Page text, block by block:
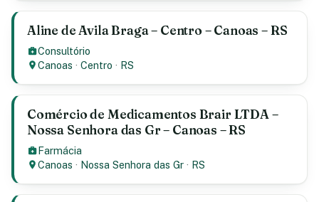
Aline de Avila Braga – Centro – Canoas – RS
Consultório
Canoas ·Centro · RS
Comércio de Medicamentos Brair LTDA –
Nossa Senhora das Gr – Canoas – RS
Farmácia
Canoas · Nossa Senhora das Gr · RS